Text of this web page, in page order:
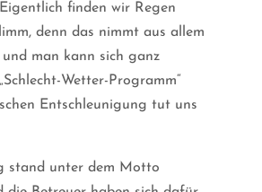
finden wir Regen
denn das nimmt aus allem
man kann sich ganz
Wetter-Programm“
Entschleunigung tut uns
stand unter dem Motto